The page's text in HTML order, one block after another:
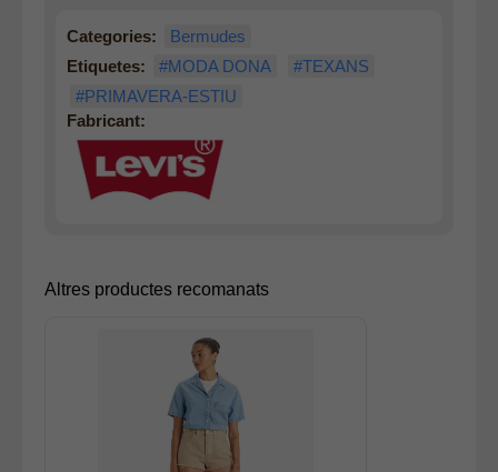
Categories:
Bermudes
Etiquetes:
#MODA DONA
#TEXANS
#PRIMAVERA-ESTIU
Fabricant:
Altres productes recomanats